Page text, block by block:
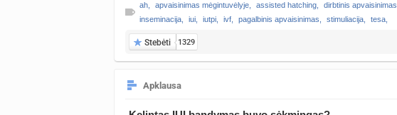
ah apvaisinimas mėgintuvėlyje assisted hatching dirbtinis apvaisinimas
inseminacija
iui iutpi ivf pagalbinis apvaisinimas stimuliacija tesa
Stebėti 1329
Apklausa